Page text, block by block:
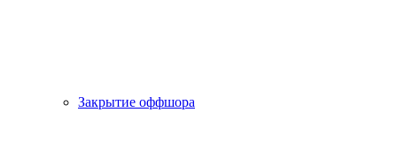
Закрытие оффшора